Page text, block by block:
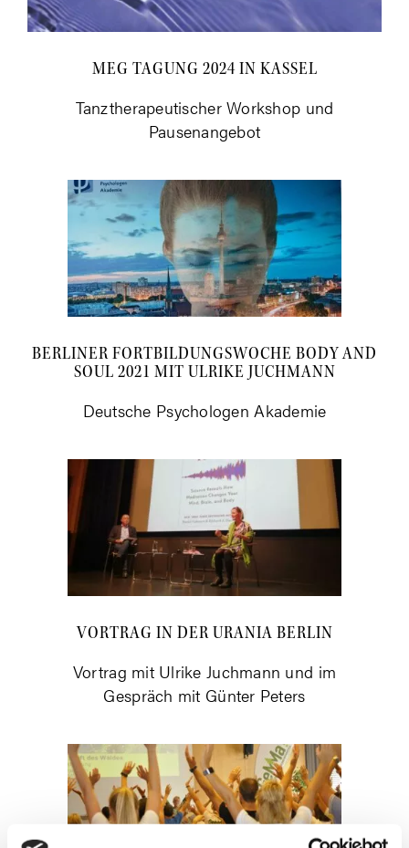
MEG TAGUNG 2024 IN KASSEL
Tanz­the­ra­peu­ti­scher Work­shop und
Pausenangebot
BER­LI­NER FORT­BIL­DUNGS­WO­CHE BODY AND
SOUL 2021 MIT ULRI­KE JUCHMANN
Deut­sche Psy­cho­lo­gen Akademie
VOR­TRAG IN DER URA­NIA BERLIN
Vor­trag mit Ulri­ke Juch­mann und im
Gespräch mit Gün­ter Peters